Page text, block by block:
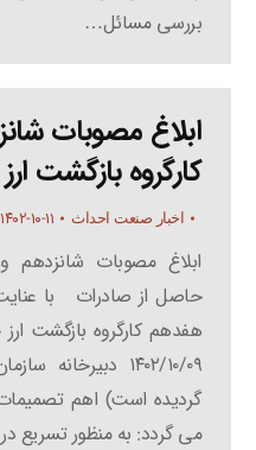
بررسی مسائل…
ابلاغ مصوبات
کارگروه بازگشت
اخبار صنعت احداث ۱۴۰۲-۱۰-۱۱
ابلاغ مصوبات شانزدهم
حاصل از صادرات با
هفدهم کارگروه بازگشت
۱۴۰۲/۱۰/۰۹
گردیده است) اهم
می گردد: به منظور تسریع